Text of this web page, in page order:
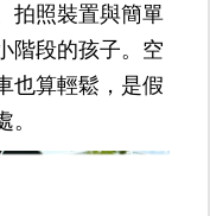
拍照裝置與簡單
階段的孩子。空
也算輕鬆，是假